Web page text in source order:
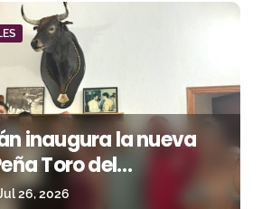
inaugura la nueva
Toro del
San Roque
26, 2026